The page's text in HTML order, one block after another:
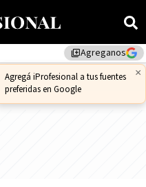
library_addAgreganos
×
Agregá iProfesional a tus fuentes
preferidas en Google
DÓLAR CCL-0.72%